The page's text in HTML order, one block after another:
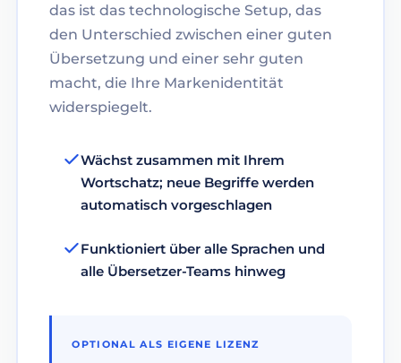
das ist das technologische Setup, das
den Unterschied zwischen einer guten
Übersetzung und einer sehr guten
macht, die Ihre Markenidentität
widerspiegelt.
Wächst zusammen mit Ihrem
Wortschatz; neue Begriffe werden
automatisch vorgeschlagen
Funktioniert über alle Sprachen und
alle Übersetzer-Teams hinweg
OPTIONAL ALS EIGENE LIZENZ